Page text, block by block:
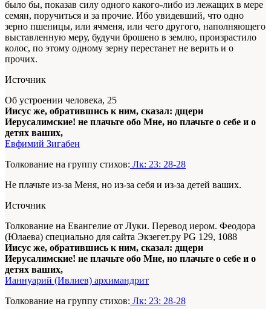
было бы, показав силу одного какого-либо из лежащих в мере
семян, поручиться и за прочие. Ибо увидевший, что одно
зерно пшеницы, или ячменя, или чего другого, наполняющего
выставленную меру, будучи брошено в землю, произрастило
колос, по этому одному зерну перестанет не верить и о
прочих.
Источник
Об устроении человека, 25
Иисус же, обратившись к ним, сказал: дщери
Иерусалимские! не плачьте обо Мне, но плачьте о себе и о
детях ваших,
Евфимий Зигабен
Толкование на группу стихов: Лк: 23: 28-28
Не плачьте из-за Меня, но из-за себя и из-за детей ваших.
Источник
Толкование на Евангелие от Луки. Перевод иером. Феодора
(Юлаева) специально для сайта Экзегет.ру PG 129, 1088
Иисус же, обратившись к ним, сказал: дщери
Иерусалимские! не плачьте обо Мне, но плачьте о себе и о
детях ваших,
Ианнуарий (Ивлиев) архимандрит
Толкование на группу стихов: Лк: 23: 28-28